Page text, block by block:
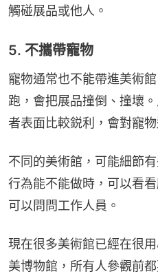
觸碰展品或他人。
5. 不攜帶寵物
寵物通常也不能帶進美術
跑，會把展品撞倒、撞壞
者表面比較鋭利，會對寵物
不同的美術館，可能細節
行為能不能做時，可以看
可以問問工作人員。
現在很多美術館已經在很
美博物館，所有人參觀前